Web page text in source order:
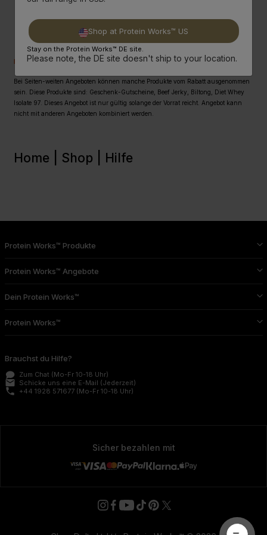
Das Kleingedruckte
Bei Seiten-weiten Angeboten können manche Produkte vom Rabatt ausgenommen
sein. Diese Produkte sind: Geschenk-Gutscheine, Beef Jerky, Biltong, Diet Whey
Isolate 97. Dieses Angebot ist nur gültig solange der Vorrat reicht. Angebot kann
nicht mit anderen Angeboten kombiniert werden.
Home | Shop | Hilfe
Protein Works™ Produkte
Protein Works™ Angebote
Dein Protein Works™
Protein Works™
Brauchst du Hilfe?
Zum Chat (Mo-Fr 10-18 Uhr)
email Schicke uns eine E-Mail (Jederzeit)
phone +44 1928 571677 (Mo-Fr 10-18 Uhr)
Sicher bezahlen mit
Shop at Protein Works™ US
Stay on the Protein Works™ DE site.
Please note, the DE site doesn't ship to your location.